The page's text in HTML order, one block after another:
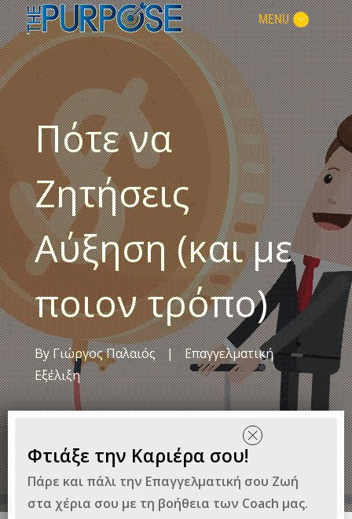
MENU
Πότε να
Ζητήσεις
Αύξηση (και με
ποιον τρόπο)
ByΓιώργος Παλαιός |
Επαγγελματική
Εξέλιξη
Υπάρχει κατάλληλο timing για να
Φτιάξε την Καριέρα σου!
Πάρε και πάλι την Επαγγελματική σου Ζωή
στα χέρια σου με τη βοήθεια των Coach μας.